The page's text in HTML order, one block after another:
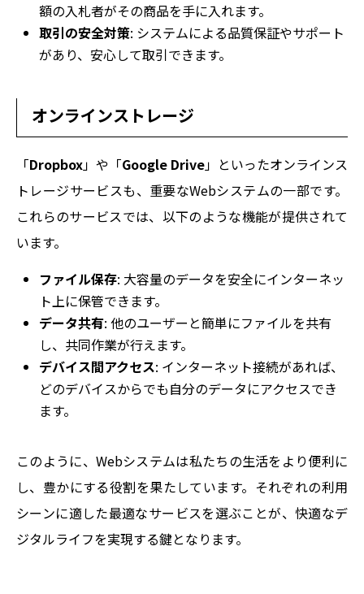
額の入札者がその商品を手に入れます。
取引の安全対策: システムによる品質保証やサポート
があり、安心して取引できます。
オンラインストレージ
「Dropbox」や「Google Drive」といったオンラインス
トレージサービスも、重要なWebシステムの一部です。
これらのサービスでは、以下のような機能が提供されて
います。
ファイル保存: 大容量のデータを安全にインターネッ
ト上に保管できます。
データ共有: 他のユーザーと簡単にファイルを共有
し、共同作業が行えます。
デバイス間アクセス: インターネット接続があれば、
どのデバイスからでも自分のデータにアクセスでき
ます。
このように、Webシステムは私たちの生活をより便利に
し、豊かにする役割を果たしています。それぞれの利用
シーンに適した最適なサービスを選ぶことが、快適なデ
ジタルライフを実現する鍵となります。